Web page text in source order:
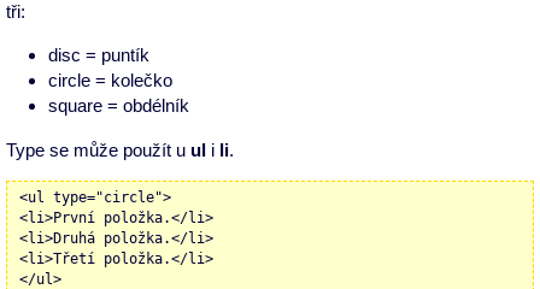
tři:
disc = puntík
circle = kolečko
square = obdélník
Type se může použít u ul i li.
<ul type="circle">
<li>První položka.</li>
<li>Druhá položka.</li>
<li>Třetí položka.</li>
</ul>